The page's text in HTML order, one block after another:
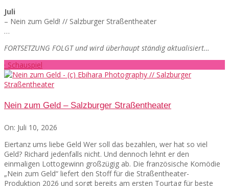
Juli
– Nein zum Geld! // Salzburger Straßentheater
…
FORTSETZUNG FOLGT und wird überhaupt ständig aktualisiert…
· Schauspiel
Nein zum Geld – Salzburger Straßentheater
On: Juli 10, 2026
Eiertanz ums liebe Geld Wer soll das bezahlen, wer hat so viel
Geld? Richard jedenfalls nicht. Und dennoch lehnt er den
einmaligen Lottogewinn großzügig ab. Die französische Komödie
„Nein zum Geld“ liefert den Stoff für die Straßentheater-
Produktion 2026 und sorgt bereits am ersten Tourtag für beste